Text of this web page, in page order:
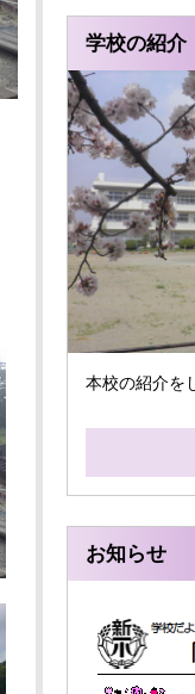
学校の紹介
本校の紹介を
お知らせ